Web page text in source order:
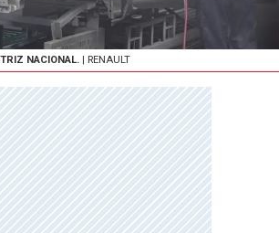
NACIONAL. | RENAULT